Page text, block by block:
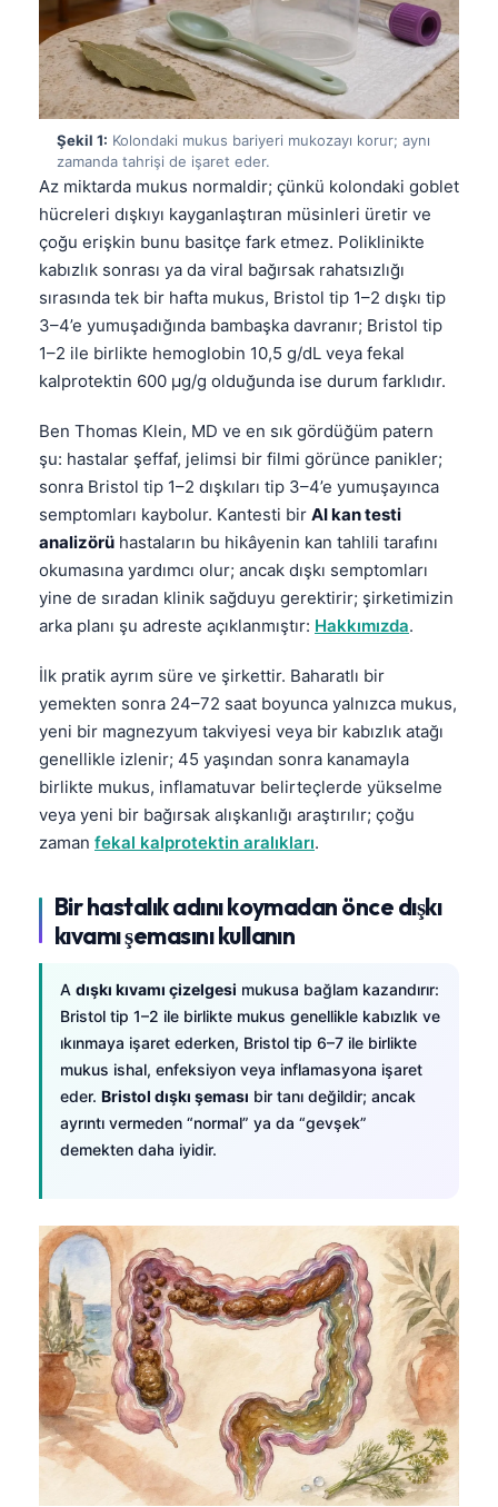
Şekil 1: Kolondaki mukus bariyeri mukozayı korur; aynı
zamanda tahrişi de işaret eder.
Az miktarda mukus normaldir; çünkü kolondaki goblet
hücreleri dışkıyı kayganlaştıran müsinleri üretir ve
çoğu erişkin bunu basitçe fark etmez. Poliklinikte
kabızlık sonrası ya da viral bağırsak rahatsızlığı
sırasında tek bir hafta mukus, Bristol tip 1–2 dışkı tip
3–4’e yumuşadığında bambaşka davranır; Bristol tip
1–2 ile birlikte hemoglobin 10,5 g/dL veya fekal
kalprotektin 600 µg/g olduğunda ise durum farklıdır.
Ben Thomas Klein, MD ve en sık gördüğüm patern
şu: hastalar şeffaf, jelimsi bir filmi görünce panikler;
sonra Bristol tip 1–2 dışkıları tip 3–4’e yumuşayınca
semptomları kaybolur. Kantesti bir AI kan testi
analizörü hastaların bu hikâyenin kan tahlili tarafını
okumasına yardımcı olur; ancak dışkı semptomları
yine de sıradan klinik sağduyu gerektirir; şirketimizin
arka planı şu adreste açıklanmıştır: Hakkımızda.
İlk pratik ayrım süre ve şirkettir. Baharatlı bir
yemekten sonra 24–72 saat boyunca yalnızca mukus,
yeni bir magnezyum takviyesi veya bir kabızlık atağı
genellikle izlenir; 45 yaşından sonra kanamayla
birlikte mukus, inflamatuvar belirteçlerde yükselme
veya yeni bir bağırsak alışkanlığı araştırılır; çoğu
zaman fekal kalprotektin aralıkları.
Bir hastalık adını koymadan önce dışkı
kıvamı şemasını kullanın
A dışkı kıvamı çizelgesi mukusa bağlam kazandırır:
Bristol tip 1–2 ile birlikte mukus genellikle kabızlık ve
ıkınmaya işaret ederken, Bristol tip 6–7 ile birlikte
mukus ishal, enfeksiyon veya inflamasyona işaret
eder. Bristol dışkı şeması bir tanı değildir; ancak
ayrıntı vermeden “normal” ya da “gevşek”
demekten daha iyidir.